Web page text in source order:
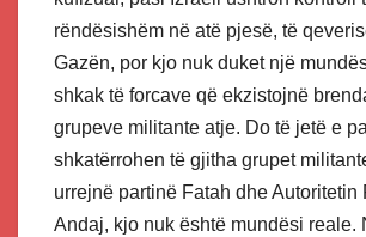
rëndësishëm në atë pjesë, të
Gazën, por kjo nuk duket një
shkak të forcave që ekzistojnë
grupeve militante atje. Do të jetë e
shkatërrohen të gjitha grupet
urrejnë partinë Fatah dhe Autoritetin
Andaj, kjo nuk është mundësi reale.